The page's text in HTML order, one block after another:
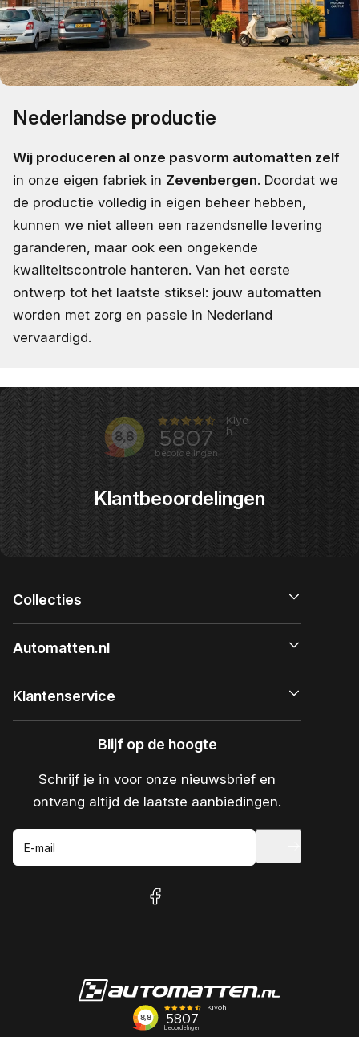
Nederlandse productie
Wij produceren al onze pasvorm automatten zelf
in onze eigen fabriek in Zevenbergen. Doordat we
de productie volledig in eigen beheer hebben,
kunnen we niet alleen een razendsnelle levering
garanderen, maar ook een ongekende
kwaliteitscontrole hanteren. Van het eerste
ontwerp tot het laatste stiksel: jouw automatten
worden met zorg en passie in Nederland
vervaardigd.
Klantbeoordelingen
Collecties
Automatten.nl
Klantenservice
Blijf op de hoogte
Schrijf je in voor onze nieuwsbrief en
ontvang altijd de laatste aanbiedingen.
E-mail
facebook